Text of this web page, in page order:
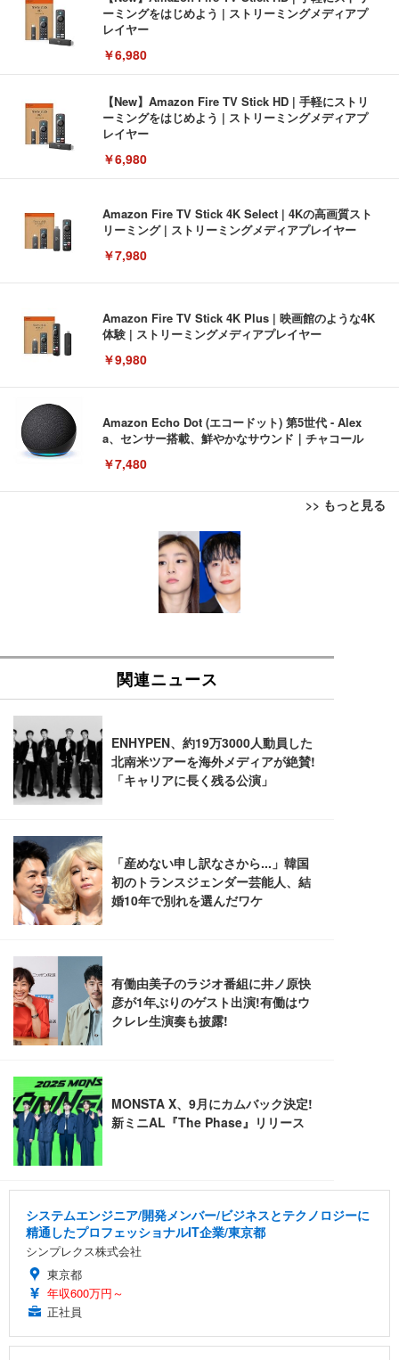
ーミングをはじめよう | ストリーミングメディアプ
レイヤー
￥6,980
【New】Amazon Fire TV Stick HD | 手軽にストリ
ーミングをはじめよう | ストリーミングメディアプ
レイヤー
￥6,980
Amazon Fire TV Stick 4K Select | 4Kの高画質スト
リーミング | ストリーミングメディアプレイヤー
￥7,980
Amazon Fire TV Stick 4K Plus | 映画館のような4K
体験 | ストリーミングメディアプレイヤー
￥9,980
Amazon Echo Dot (エコードット) 第5世代 - Alex
a、センサー搭載、鮮やかなサウンド｜チャコール
￥7,480
>> もっと見る
[EdoErgo] オフィスチェア 椅子 テレワーク 疲れな
い 跳ね上げ式アームレスト コンパクト 約105度ロッ
キング pc 事務椅子 360度回転 座面昇降 強化ナイロ
ン樹脂ベース 通気性メッシュ 在宅ワーク H-WY01
(黒網+黒枠+黒足)
SIHOO B100 オフィスチェア／デスクチェア メッシ
ュチェア 人間工学 疲れない ブラック
￥27,999
Sezlife オフィスチェア デスクチェア 疲れない テレ
ワーク チェア 強化バックレスト 30度ロッキング機
能 人間工学 椅子 腰サポート 90度跳ね上げ式アーム
Sezlife オフィスチェア デスクチェア 疲れない テレ
ワーク チェア 強化バックレスト 30度ロッキング機
能 人間工学 椅子 腰サポート 90度跳ね上げ式アーム
レスト 3Dヘッドレスト ハンガー付き 高反発クッシ
￥7,680
ッシュ 通気性 ランバーサポート付き 腰サポート ガ
ス圧無段階昇降 360度回転 キャスター付き コンパク
ト 幅52×奥行58.5×高さ84～96cm テレワーク 在宅
勤務 ブラック
￥4,139
EIZO ビジネス向けプレミアムモニター | FlexScan
EV3240X-WT | 31.5型4K UHD・USB Type-C・ホワ
￥105,595
EV2740X-WT | 27.0型4K UHD・USB Type-C・ホワ
イト
￥109,572
【純正品】27"ゲーミングモニター DualSense 充電
フック付き（CFI-ZDM1J）
【整備済み品】Dell E2724HS 27インチ 液晶モニタ
ー フルHD（1920×1080）VA 非光沢 HDMI/DisplayP
ort/VGA スピーカー内蔵 高さ調整 スイベル VESA対
応 ComfortView ビジネス向け
￥15,800
HOOTER Gaming Monitor 24” Essential ゲーミン
グモニター QD 24.5インチ 1ms FHD 量子ドット 残
像低減 (3年保証 | 輝点保証 | 日本メーカー)
￥34,980
Amazonベーシック ペットシーツ 薄型 レギュラー 1
回使い捨て 無香料 ホワイト 300枚
Amazonベーシック ペットシーツ 厚型 ワイド 42枚
x2袋(84枚) ホワイト(吸収面:ライトブルー)
￥3,234
ネオ・ルーライフ ネオ・オムツ L 中型犬用 26枚入
り 単品
Smart Basic(スマートベーシック) 【Amazon.co.jp
限定】 Smart Basic アイリスオーヤマ ペットシーツ
超厚型 お徳用 ワイド 100枚入 (x 1) (ケース販売)
￥3,670
ュラー 200枚入【Amazon.co.jp限定】
￥3,731
システムエンジニア/開発メンバー/ビジネスとテクノロジーに
精通したプロフェッショナルIT企業/東京都
シンプレクス株式会社
東京都
年収600万円～
正社員